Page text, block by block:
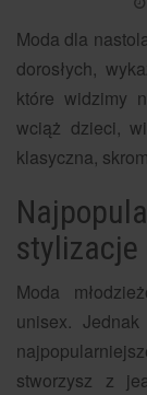
Moda dla
dorosłych,
które widzimy
wciąż dzieci,
klasyczna,
stylizacje
Moda
unisex.
stworzysz z